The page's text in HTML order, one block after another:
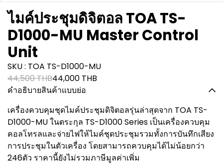
ไมค์ประชุมดิจิตอล TOA TS-
D1000-MU Master Control
Unit
SKU : TOA TS-D1000-MU
44,500 THB44,000 THB
คำอธิบายสินค้าแบบย่อ
เครื่องควบคุมชุดไมค์ประชุมดิจิตอลรุ่นล่าสุดจาก TOA TS-
D1000-MU ในตระกุล TS-D1000 Series เป็นเครื่องควบคุม
คอลโทรลและจ่ายไฟให้ไมค์ชุดประชุมรวมทั้งการบันทึกเสียง
การประชุมในตัวเครื่อง โดยสามารถควบคุมได้ไม่น้อยกว่า
246ตัว ราคานี้ยังไม่รวมภาษีมูลค่าเพิ่ม